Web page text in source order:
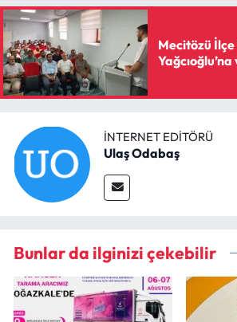
Mecitözü
İNTERNET EDITÖRÜ
Ulaş Odabaş
Bunlar da ilginizi çekebilir